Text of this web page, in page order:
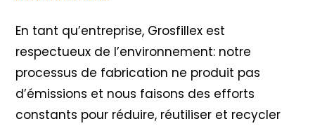
En tant qu’entreprise, Grosfillex est
respectueux de l’environnement: notre
processus de fabrication ne produit pas
d’émissions et nous faisons des efforts
constants pour réduire, réutiliser et recycler